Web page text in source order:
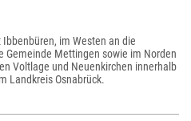
im Westen an die
Gemeinde Mettingen sowie im Norden
Voltlage und Neuenkirchen innerhalb
Landkreis Osnabrück.